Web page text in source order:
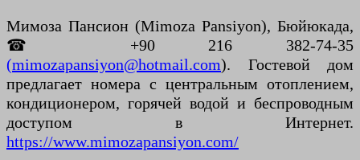
Мимоза Пансион (Mimoza Pansiyon), Бюйюкада,
☎ +90 216 382-74-35
(mimozapansiyon@hotmail.com). Гостевой дом
предлагает номера с центральным отоплением,
кондиционером, горячей водой и беспроводным
доступом в Интернет.
https://www.mimozapansiyon.com/